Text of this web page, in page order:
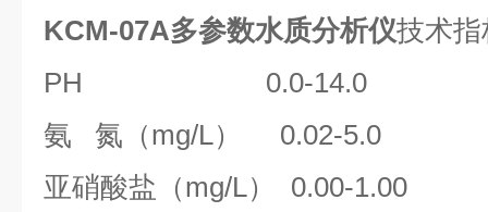
KCM-07A多参数水质分析仪技术指
PH 0.0-14.0
氨 氮（mg/L） 0.02-5.0
亚硝酸盐（mg/L） 0.00-1.00